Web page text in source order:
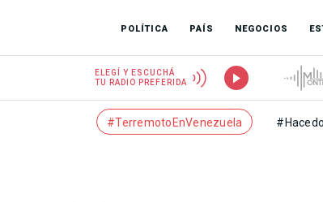
POLÍTICA PAÍS NEGOCIOS
ELEGÍ Y ESCUCHÁ
TU RADIO PREFERIDA
#TerremotoEnVenezuela